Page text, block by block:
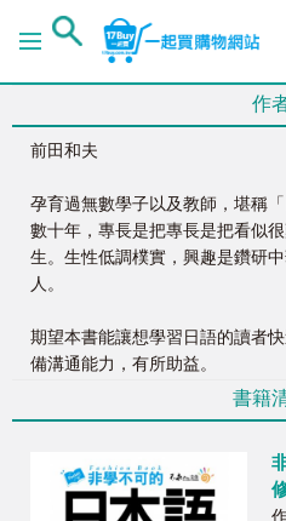
作
前田和夫
孕育過無數學子以及教師，堪稱
數十年，專長是把專長是把看似
生。生性低調樸實，興趣是鑽研
人。
期望本書能讓想學習日語的讀者
備溝通能力，有所助益。
書籍